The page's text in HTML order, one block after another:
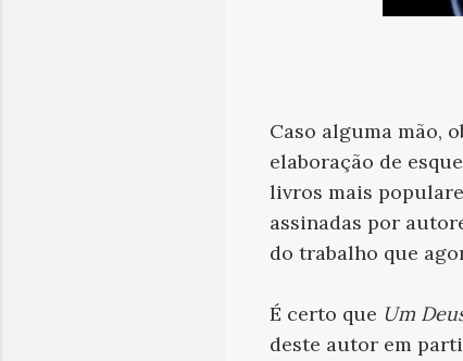
Caso alguma mão,
elaboração de
livros mais
assinadas por
do trabalho que
É certo que Um
deste autor em